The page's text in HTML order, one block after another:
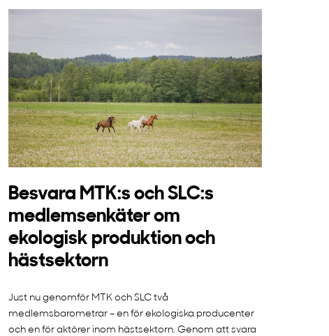
Besvara MTK:s och SLC:s
medlemsenkäter om
ekologisk produktion och
hästsektorn
Just nu genomför MTK och SLC två
medlemsbarometrar – en för ekologiska producenter
och en för aktörer inom hästsektorn. Genom att svara